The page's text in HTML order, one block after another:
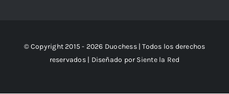
© Copyright 2015 - 2026 Duochess | Todos los derechos
reservados | Diseñado por Siente la Red